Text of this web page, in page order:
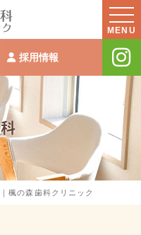
MENU
楓の森歯科クリニック
採用情報